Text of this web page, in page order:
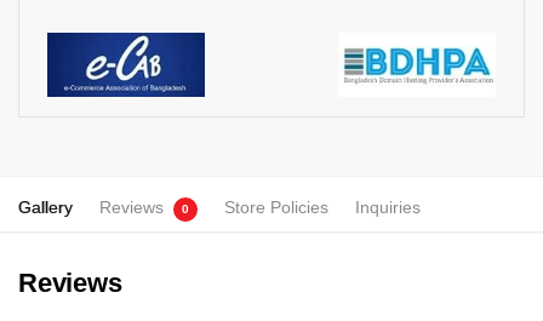
Gallery Reviews 0 Store Policies Inquiries
Reviews